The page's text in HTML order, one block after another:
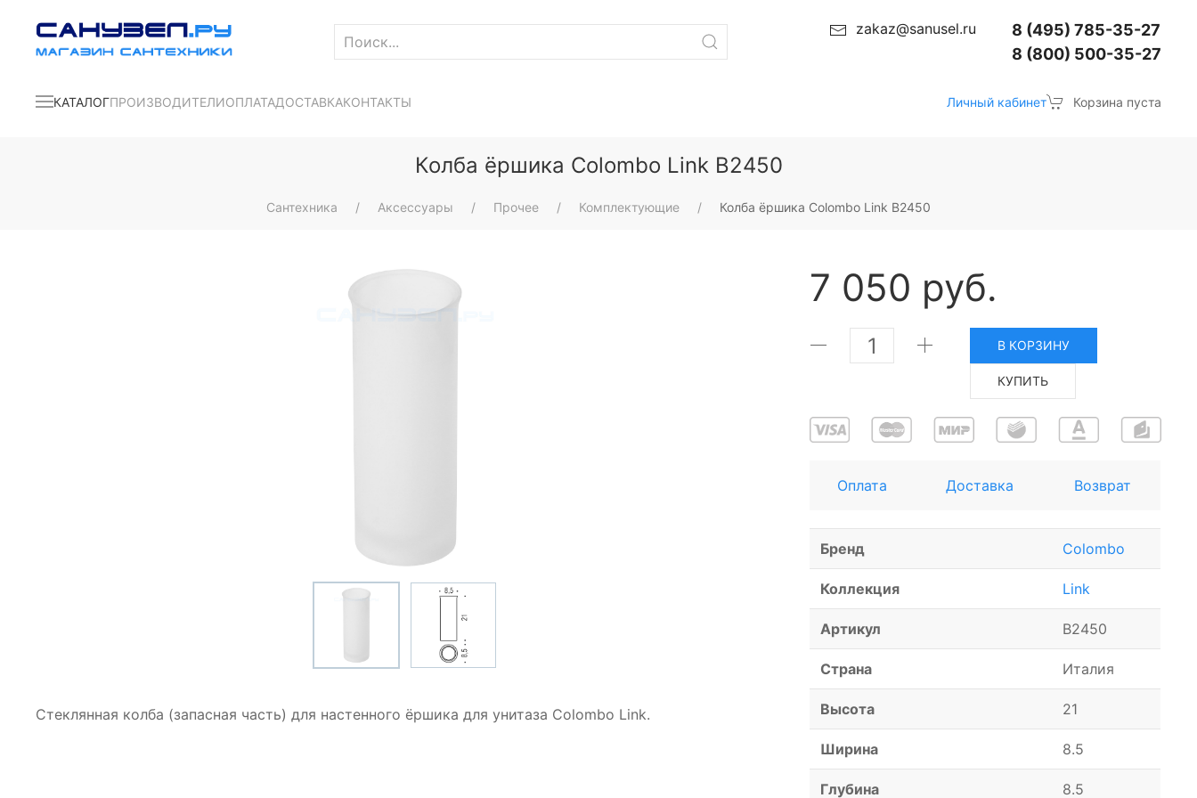
zakaz@sanusel.ru
8 (495) 785-35-27
8 (800) 500-35-27
КАТАЛОГПРОИЗВОДИТЕЛИОПЛАТАДОСТАВКАКОНТАКТЫ Личный кабинет Корзина пуста
Колба ёршика Colombo Link B2450
Сантехника Аксессуары Прочее Комплектующие Колба ёршика Colombo Link B2450
Стеклянная колба (запасная часть) для настенного ёршика для унитаза Colombo Link.
7 050 руб.
В КОРЗИНУ
КУПИТЬ
Оплата Доставка Возврат
Бренд Colombo
Коллекция Link
Артикул B2450
Страна Италия
Высота 21
Ширина 8.5
Глубина 8.5